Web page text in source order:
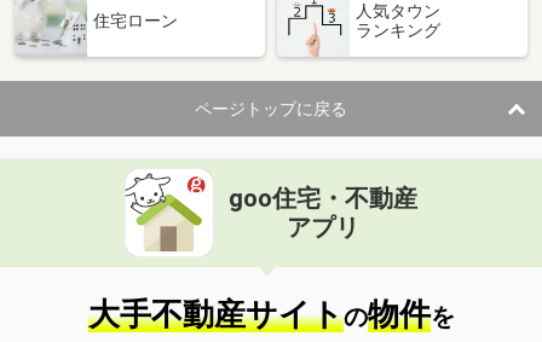
住宅ローン
人気タウン
ランキング
ページトップに戻る
goo住宅・不動産
アプリ
大手不動産サイトの物件を